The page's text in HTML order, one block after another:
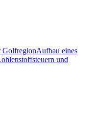
GolfregionAufbau eines
und